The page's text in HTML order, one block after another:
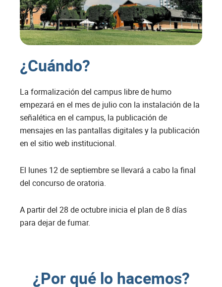
¿Cuándo?
La formalización del campus libre de humo
empezará en el mes de julio con la instalación de la
señalética en el campus, la publicación de
mensajes en las pantallas digitales y la publicación
en el sitio web institucional.
El lunes 12 de septiembre se llevará a cabo la final
del concurso de oratoria.
A partir del 28 de octubre inicia el plan de 8 días
para dejar de fumar.
¿Por qué lo hacemos?